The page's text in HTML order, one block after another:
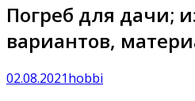
Погреб для дачи;
вариантов,
02.08.2021hobbi